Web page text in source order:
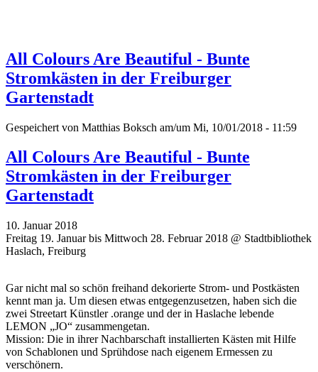
All Colours Are Beautiful - Bunte
Stromkästen in der Freiburger
Gartenstadt
Gespeichert von Matthias Boksch am/um Mi, 10/01/2018 - 11:59
All Colours Are Beautiful - Bunte
Stromkästen in der Freiburger
Gartenstadt
10. Januar 2018
Freitag 19. Januar bis Mittwoch 28. Februar 2018 @ Stadtbibliothek
Haslach, Freiburg
Gar nicht mal so schön freihand dekorierte Strom- und Postkästen
kennt man ja. Um diesen etwas entgegenzusetzen, haben sich die
zwei Streetart Künstler .orange und der in Haslache lebende
LEMON „JO“ zusammengetan.
Mission: Die in ihrer Nachbarschaft installierten Kästen mit Hilfe
von Schablonen und Sprühdose nach eigenem Ermessen zu
verschönern.